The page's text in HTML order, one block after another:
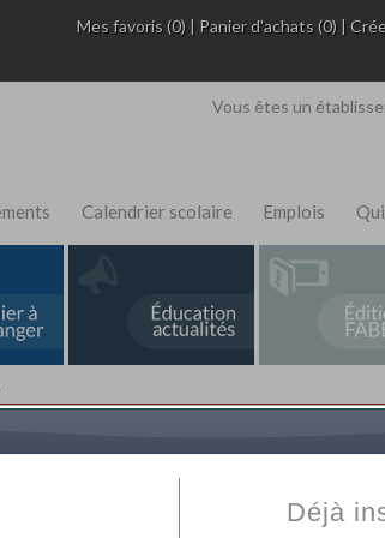
Mes favoris (0) | Panier d'achats (0) |
Vous êtes un
Calendrier scolaire Emplois
de rechercheFabert.comvous permet de
privé, du primaire au supérieur,
des cours à distance. Ce moteur regroupe
Déjà